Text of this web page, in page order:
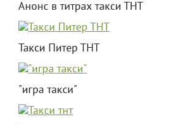
Анонс в титрах такси ТНТ
Такси Питер ТНТ
"игра такси"